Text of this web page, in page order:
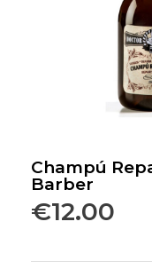
Champú
Barber
€12.00